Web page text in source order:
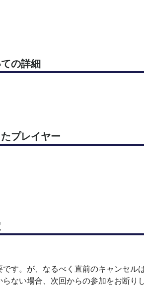
の詳細
プレイヤー
です。が、なるべく直前のキャンセル
ない場合、次回からの参加をお断り